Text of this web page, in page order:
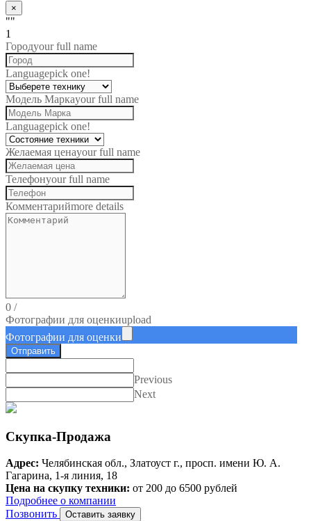
×
""
1
Городyour full name
Languagepick one!
Модель Маркаyour full name
Languagepick one!
Желаемая ценаyour full name
Телефонyour full name
Комментарийmore details
0 /
Фотографии для оценкиupload
Фотографии для оценки
Отправить
Previous
Next
Скупка-Продажа
Адрес: Челябинская обл., Златоуст г., просп. имени Ю. А.
Гагарина, 1-я линия, 18
Цена на скупку техники: от 200 до 6500 рублей
Подробнее о компании
Позвонить
Оставить заявку